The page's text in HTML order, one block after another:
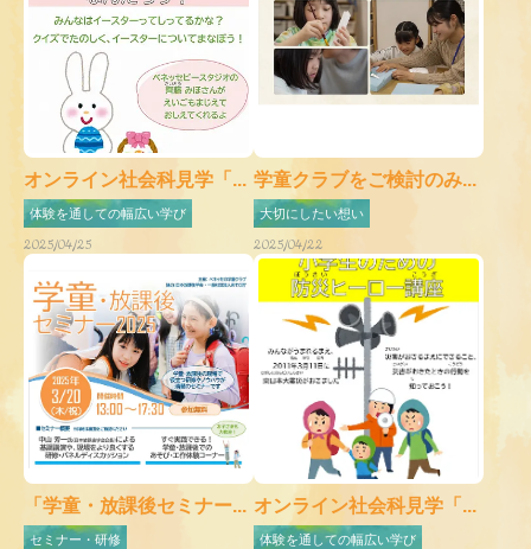
オンライン社会科見学「...
体験を通しての幅広い学び
2025/04/25
学童クラブをご検討のみ...
大切にしたい想い
2025/04/22
「学童・放課後セミナー...
セミナー・研修
オンライン社会科見学「...
体験を通しての幅広い学び